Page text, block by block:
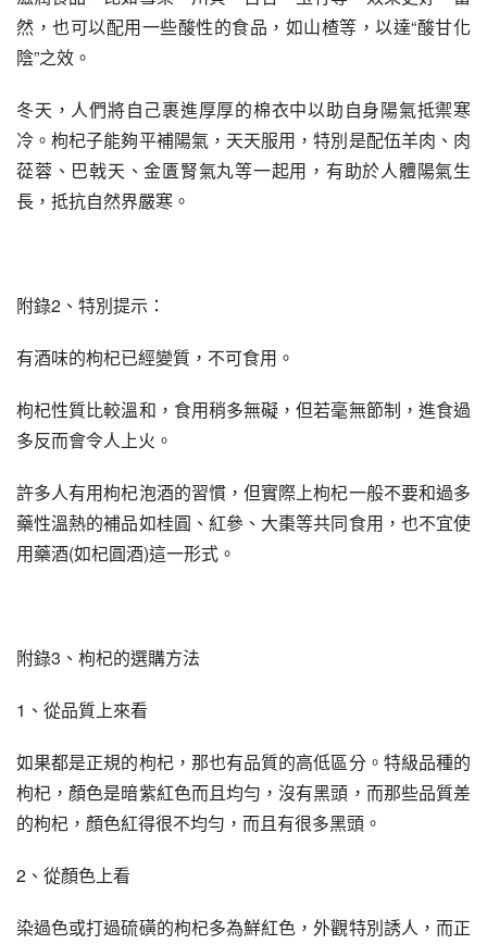
然，也可以配用一些酸性的食品，如山楂等，以達“酸甘化
陰”之效。
冬天，人們將自己裹進厚厚的棉衣中以助自身陽氣抵禦寒
冷。枸杞子能夠平補陽氣，天天服用，特別是配伍羊肉、肉
蓯蓉、巴戟天、金匱腎氣丸等一起用，有助於人體陽氣生
長，抵抗自然界嚴寒。
附錄2、特別提示：
有酒味的枸杞已經變質，不可食用。
枸杞性質比較溫和，食用稍多無礙，但若毫無節制，進食過
多反而會令人上火。
許多人有用枸杞泡酒的習慣，但實際上枸杞一般不要和過多
藥性溫熱的補品如桂圓、紅參、大棗等共同食用，也不宜使
用藥酒(如杞圓酒)這一形式。
附錄3、枸杞的選購方法
1、從品質上來看
如果都是正規的枸杞，那也有品質的高低區分。特級品種的
枸杞，顏色是暗紫紅色而且均勻，沒有黑頭，而那些品質差
的枸杞，顏色紅得很不均勻，而且有很多黑頭。
2、從顏色上看
染過色或打過硫磺的枸杞多為鮮紅色，外觀特別誘人，而正